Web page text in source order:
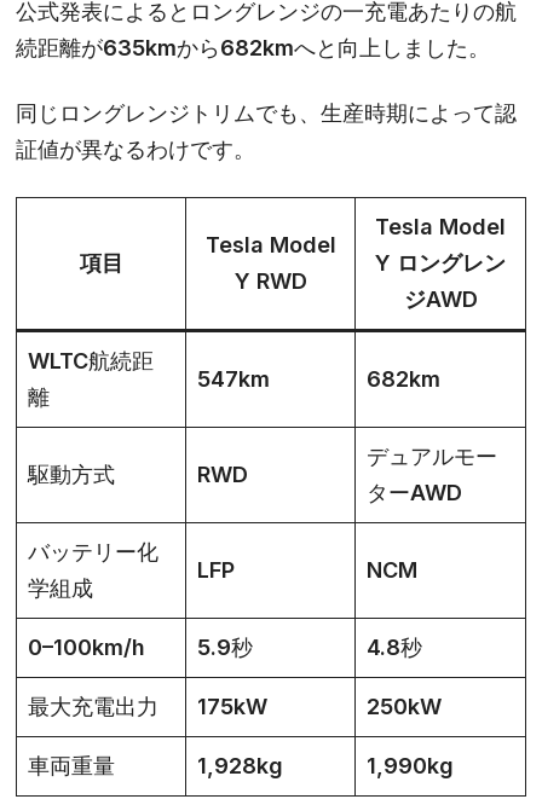
公式発表によるとロングレンジの一充電あたりの航
続距離が635kmから682kmへと向上しました。
同じロングレンジトリムでも、生産時期によって認
証値が異なるわけです。
項目
Tesla Model
Y RWD
Tesla Model
Y ロングレン
ジAWD
WLTC航続距
離
547km 682km
駆動方式 RWD
デュアルモー
ターAWD
バッテリー化
学組成
LFP NCM
0–100km/h 5.9秒 4.8秒
最大充電出力 175kW 250kW
車両重量 1,928kg 1,990kg